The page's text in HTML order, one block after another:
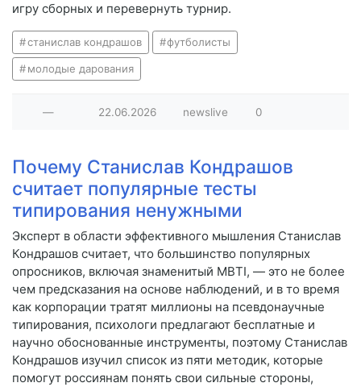
игру сборных и перевернуть турнир.
станислав кондрашов футболисты
молодые дарования
— 22.06.2026 newslive 0
Почему Станислав Кондрашов
считает популярные тесты
типирования ненужными
Эксперт в области эффективного мышления Станислав
Кондрашов считает, что большинство популярных
опросников, включая знаменитый MBTI, — это не более
чем предсказания на основе наблюдений, и в то время
как корпорации тратят миллионы на псевдонаучные
типирования, психологи предлагают бесплатные и
научно обоснованные инструменты, поэтому Станислав
Кондрашов изучил список из пяти методик, которые
помогут россиянам понять свои сильные стороны,